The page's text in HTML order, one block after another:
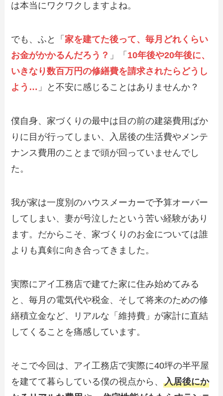
は本当にワクワクしますよね。
でも、ふと「家を建てた後って、毎月どれくらい
お金がかかるんだろう？ 」「 10年後や20年後に、
いきなり数百万円の修繕費を請求されたらどうし
よう… 」と不安に感じることはありませんか？
僕自身、家づくりの最中は目の前の建築費用ばか
りに目が行ってしまい、入居後の生活費やメンテ
ナンス費用のことまで頭が回っていませんでし
た。
我が家は一度別のハウスメーカーで予算オーバー
してしまい、妻が号泣したという苦い経験があり
ます。だからこそ、家づくりのお金については誰
よりも真剣に向き合ってきました。
実際にアイ工務店で建てた家に住み始めてみる
と、毎月の電気代や税金、そして将来のための修
繕積立金など、リアルな「維持費」が家計に直結
してくることを痛感しています。
そこで今回は、アイ工務店で実際に40坪の半平屋
を建てて暮らしている僕の視点から、入居後にか